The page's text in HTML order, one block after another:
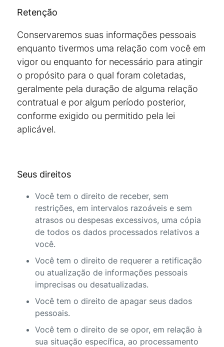
Retenção
Conservaremos suas informações pessoais
enquanto tivermos uma relação com você em
vigor ou enquanto for necessário para atingir
o propósito para o qual foram coletadas,
geralmente pela duração de alguma relação
contratual e por algum período posterior,
conforme exigido ou permitido pela lei
aplicável.
Seus direitos
Você tem o direito de receber, sem
restrições, em intervalos razoáveis e sem
atrasos ou despesas excessivos, uma cópia
de todos os dados processados relativos a
você.
Você tem o direito de requerer a retificação
ou atualização de informações pessoais
imprecisas ou desatualizadas.
Você tem o direito de apagar seus dados
pessoais.
Você tem o direito de se opor, em relação à
sua situação específica, ao processamento